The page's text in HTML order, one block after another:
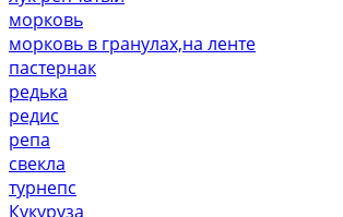
морковь
морковь в гранулах,на ленте
пастернак
редька
редис
репа
свекла
турнепс
Кукуруза